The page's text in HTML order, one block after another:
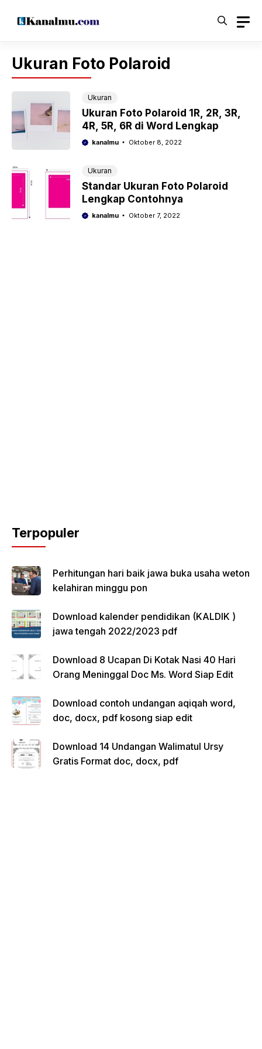
Ukuran Foto Polaroid
Ukuran
Ukuran Foto Polaroid 1R, 2R, 3R,
4R, 5R, 6R di Word Lengkap
kanalmu Oktober 8, 2022
Ukuran
Standar Ukuran Foto Polaroid
Lengkap Contohnya
kanalmu Oktober 7, 2022
Terpopuler
Perhitungan hari baik jawa buka usaha weton
kelahiran minggu pon
Download kalender pendidikan (KALDIK )
jawa tengah 2022/2023 pdf
Download 8 Ucapan Di Kotak Nasi 40 Hari
Orang Meninggal Doc Ms. Word Siap Edit
Download contoh undangan aqiqah word,
doc, docx, pdf kosong siap edit
Download 14 Undangan Walimatul Ursy
Gratis Format doc, docx, pdf